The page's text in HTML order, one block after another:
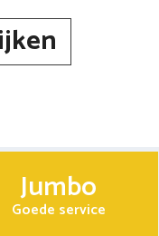
Jumbo
Goede service